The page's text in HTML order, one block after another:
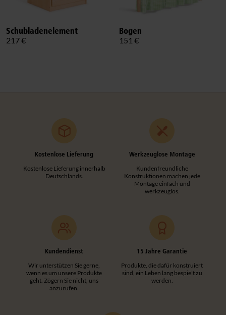
Schubladenelement
217 €
Bogen
151 €
Kostenlose Lieferung
Kostenlose Lieferung innerhalb
Deutschlands.
Werkzeuglose Montage
Kundenfreundliche
Konstruktionen machen jede
Montage einfach und
werkzeuglos.
Kundendienst
Wir unterstützen Sie gerne,
wenn es um unsere Produkte
geht. Zögern Sie nicht, uns
anzurufen.
15 Jahre Garantie
Produkte, die dafür konstruiert
sind, ein Leben lang bespielt zu
werden.